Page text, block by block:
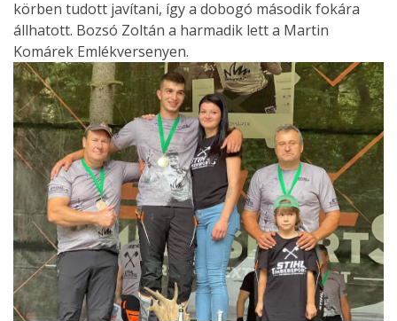
körben tudott javítani, így a dobogó második fokára
állhatott. Bozsó Zoltán a harmadik lett a Martin
Komárek Emlékversenyen.